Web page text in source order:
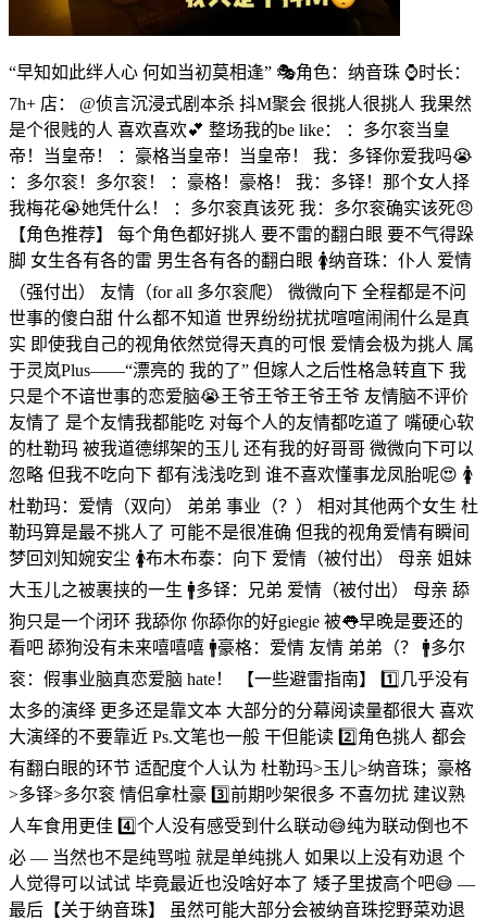
“早知如此绊人心 何如当初莫相逢” 🎭角色：纳音珠 ⌚️时长：
7h+ 店： @侦言沉浸式剧本杀 抖M聚会 很挑人很挑人 我果然
是个很贱的人 喜欢喜欢💕 整场我的be like： ：多尔衮当皇
帝！当皇帝！ ：豪格当皇帝！当皇帝！ 我：多铎你爱我吗😭
：多尔衮！多尔衮！ ：豪格！豪格！ 我：多铎！那个女人择
我梅花😭她凭什么！ ：多尔衮真该死 我：多尔衮确实该死😠
【角色推荐】 每个角色都好挑人 要不雷的翻白眼 要不气得跺
脚 女生各有各的雷 男生各有各的翻白眼 🚺纳音珠：仆人 爱情
（强付出） 友情（for all 多尔衮爬） 微微向下 全程都是不问
世事的傻白甜 什么都不知道 世界纷纷扰扰喧喧闹闹什么是真
实 即使我自己的视角依然觉得天真的可恨 爱情会极为挑人 属
于灵岚Plus——“漂亮的 我的了” 但嫁人之后性格急转直下 我
只是个不谙世事的恋爱脑😭王爷王爷王爷王爷 友情脑不评价
友情了 是个友情我都能吃 对每个人的友情都吃道了 嘴硬心软
的杜勒玛 被我道德绑架的玉儿 还有我的好哥哥 微微向下可以
忽略 但我不吃向下 都有浅浅吃到 谁不喜欢懂事龙凤胎呢😍 🚺
杜勒玛：爱情（双向） 弟弟 事业（？） 相对其他两个女生 杜
勒玛算是最不挑人了 可能不是很准确 但我的视角爱情有瞬间
梦回刘知婉安尘 🚺布木布泰：向下 爱情（被付出） 母亲 姐妹
大玉儿之被裹挟的一生 🚹多铎：兄弟 爱情（被付出） 母亲 舔
狗只是一个闭环 我舔你 你舔你的好giegie 被👅早晚是要还的
看吧 舔狗没有未来嘻嘻嘻 🚹豪格：爱情 友情 弟弟（？ 🚹多尔
衮：假事业脑真恋爱脑 hate！ 【一些避雷指南】 1️⃣几乎没有
太多的演绎 更多还是靠文本 大部分的分幕阅读量都很大 喜欢
大演绎的不要靠近 Ps.文笔也一般 干但能读 2️⃣角色挑人 都会
有翻白眼的环节 适配度个人认为 杜勒玛>玉儿>纳音珠；豪格
>多铎>多尔衮 情侣拿杜豪 3️⃣前期吵架很多 不喜勿扰 建议熟
人车食用更佳 4️⃣个人没有感受到什么联动😅纯为联动倒也不
必 — 当然也不是纯骂啦 就是单纯挑人 如果以上没有劝退 个
人觉得可以试试 毕竟最近也没啥好本了 矮子里拔高个吧😅 —
最后【关于纳音珠】 虽然可能大部分会被纳音珠挖野菜劝退